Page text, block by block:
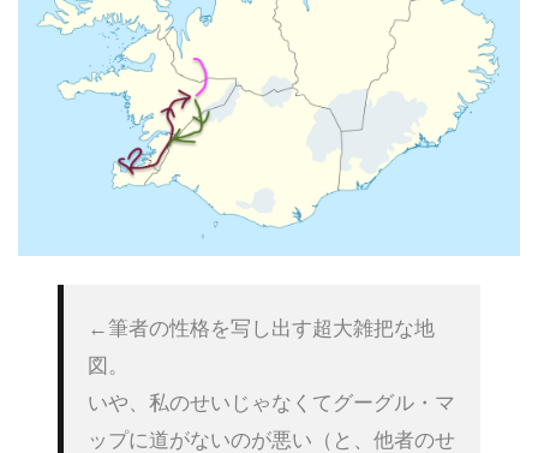
←筆者の性格を写し出す超大雑把な地
図。
いや、私のせいじゃなくてグーグル・マ
ップに道がないのが悪い（と、他者のせ